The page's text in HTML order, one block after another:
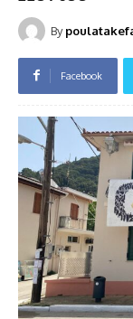
By
Facebook